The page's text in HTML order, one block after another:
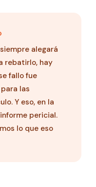
alegará
rebatirlo, hay
fallo fue
las
Y eso, en la
pericial.
lo que eso